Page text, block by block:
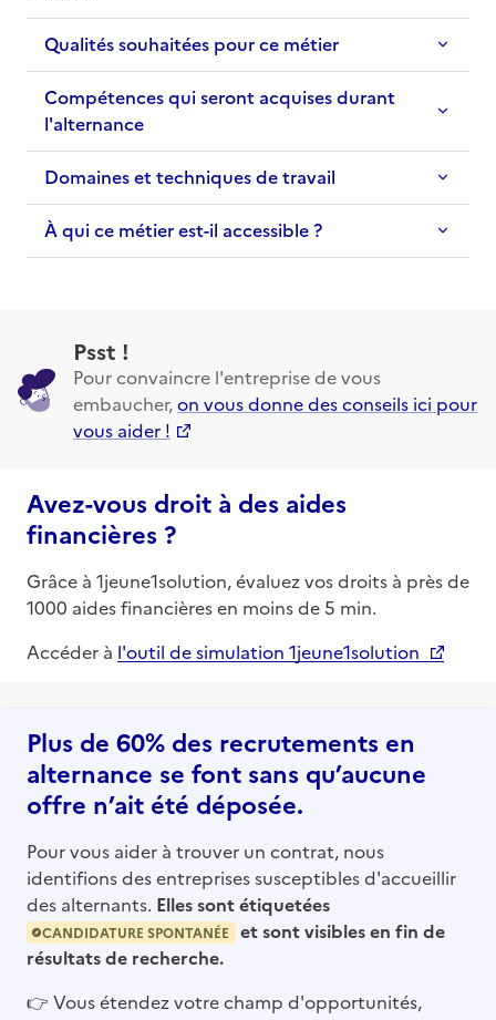
Qualités souhaitées pour ce métier
Compétences qui seront acquises durant
l'alternance
Domaines et techniques de travail
À qui ce métier est-il accessible ?
Psst !
Pour convaincre l'entreprise de vous
embaucher,on vous donne des conseils ici pour
vous aider !
Avez-vous droit à des aides
financières ?
Grâce à 1jeune1solution, évaluez vos droits à près de
1000 aides financières en moins de 5 min.
Accéder à l'outil de simulation 1jeune1solution
Plus de 60% des recrutements en
alternance se font sans qu’aucune
offre n’ait été déposée.
Pour vous aider à trouver un contrat, nous
identifions des entreprises susceptibles d'accueillir
des alternants. Elles sont étiquetées
CANDIDATURE SPONTANÉE
et sont visibles en fin de
résultats de recherche.
👉 Vous étendez votre champ d'opportunités,